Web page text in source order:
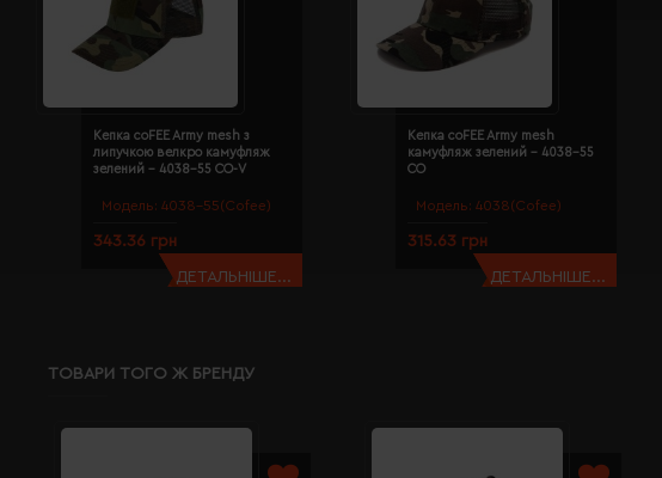
Модель: 4038-55(Cofee)
Кепка coFEE Army mesh з
липучкою велкро камуфляж
зелений - 4038-55 CO-V
343.36 грн
ДЕТАЛЬНІШЕ...
Модель: 4038(Cofee)
Кепка coFEE Army mesh
камуфляж зелений - 4038-55
CO
315.63 грн
ДЕТАЛЬНІШЕ...
ТОВАРИ ТОГО Ж БРЕНДУ